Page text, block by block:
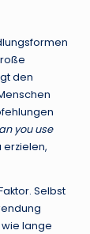
den
you use
erzielen,
Selbst
lange